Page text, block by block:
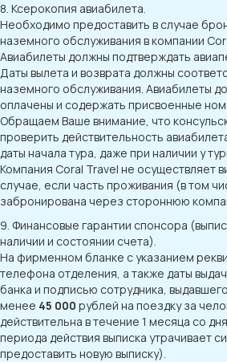
8. Ксерокопия авиабилета.
Необходимо предоставить в случае
наземного обслуживания в компании
Авиабилеты должны подтверждать
Даты вылета и возврата должны
наземного обслуживания. Авиабилеты
оплачены и содержать присвоенные
Обращаем Ваше внимание, что
проверить действительность
даты начала тура, даже при наличии у
Компания Coral Travel не осуществляет
случае, если часть проживания (в том
забронирована через стороннюю
9. Финансовые гарантии спонсора
наличии и состоянии счета).
На фирменном бланке с указанием
телефона отделения, а также даты
банка и подписью сотрудника,
менее 45 000 рублей на поездку за
действительна в течение 1 месяца со
периода действия выписка утрачивает
предоставить новую выписку).